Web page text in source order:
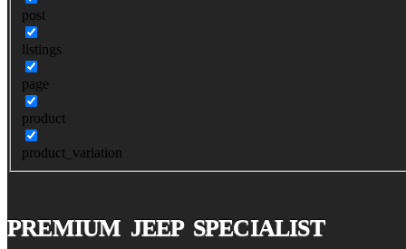
post
listings
page
product
product_variation
PREMIUM JEEP SPECIALIST